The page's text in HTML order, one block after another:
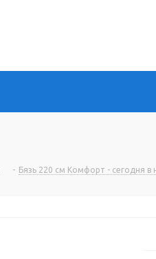
- Бязь 220 см Комфорт - сегодня в